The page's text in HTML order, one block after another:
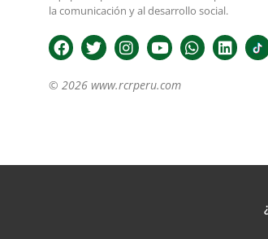
la comunicación y al desarrollo social.
© 2026 www.rcrperu.com